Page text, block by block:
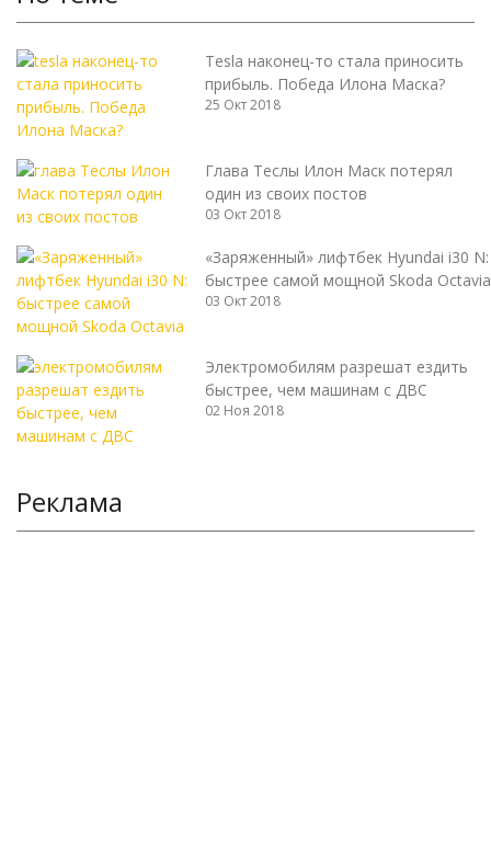
Tesla наконец-то стала приносить
прибыль. Победа Илона Маска?
25 Окт 2018
Глава Теслы Илон Маск потерял
один из своих постов
03 Окт 2018
«Заряженный» лифтбек Hyundai i30 N:
быстрее самой мощной Skoda Octavia
03 Окт 2018
Электромобилям разрешат ездить
быстрее, чем машинам с ДВС
02 Ноя 2018
Реклама